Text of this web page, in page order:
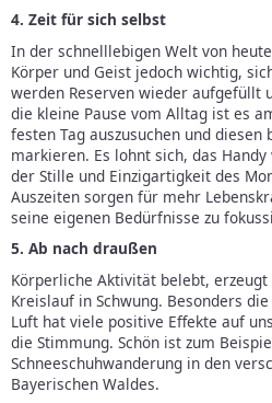
4. Zeit für sich selbst
In der schnelllebigen Welt von
Körper und Geist jedoch wichtig,
werden Reserven wieder aufgefüllt
die kleine Pause vom Alltag ist es
festen Tag auszusuchen und diesen
markieren. Es lohnt sich, das
der Stille und Einzigartigkeit des
Auszeiten sorgen für mehr
seine eigenen Bedürfnisse zu
5. Ab nach draußen
Körperliche Aktivität belebt,
Kreislauf in Schwung. Besonders
Luft hat viele positive Effekte auf
die Stimmung. Schön ist zum
Schneeschuhwanderung in den
Bayerischen Waldes.